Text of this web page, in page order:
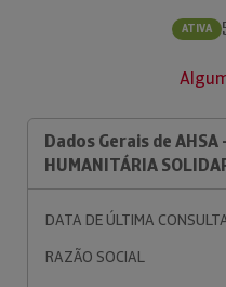
ATIVA
Dados Gerais de AHSA
HUMANITÁRIA
DATA DE ÚLTIMA
RAZÃO SOCIAL